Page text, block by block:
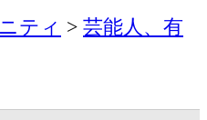
ティ
芸能人、有